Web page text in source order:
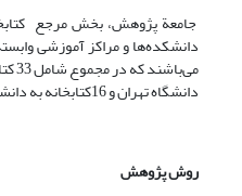
جامعة پژوهش، بخش مرجع
دانشکده‌ها و مراکز آموزشی
دانشگاه تهران و 16کتابخانه به دانشگاه تبریز وابسته‌اند.
روش پژوهش